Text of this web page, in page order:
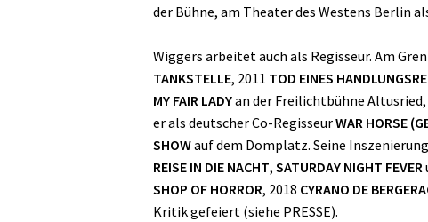
der Bühne, am Theater des Westens Berlin
Wiggers arbeitet auch als Regisseur. Am
TANKSTELLE, 2011 TOD EINES
MY FAIR LADYan der Freilichtbühne
er als deutscher Co-RegisseurWAR HORSE
SHOWauf dem Domplatz. Seine
REISE IN DIE NACHT, SATURDAY NIGHT FEVER
SHOP OF HORROR, 2018 CYRANO DE
Kritik gefeiert (siehe PRESSE).